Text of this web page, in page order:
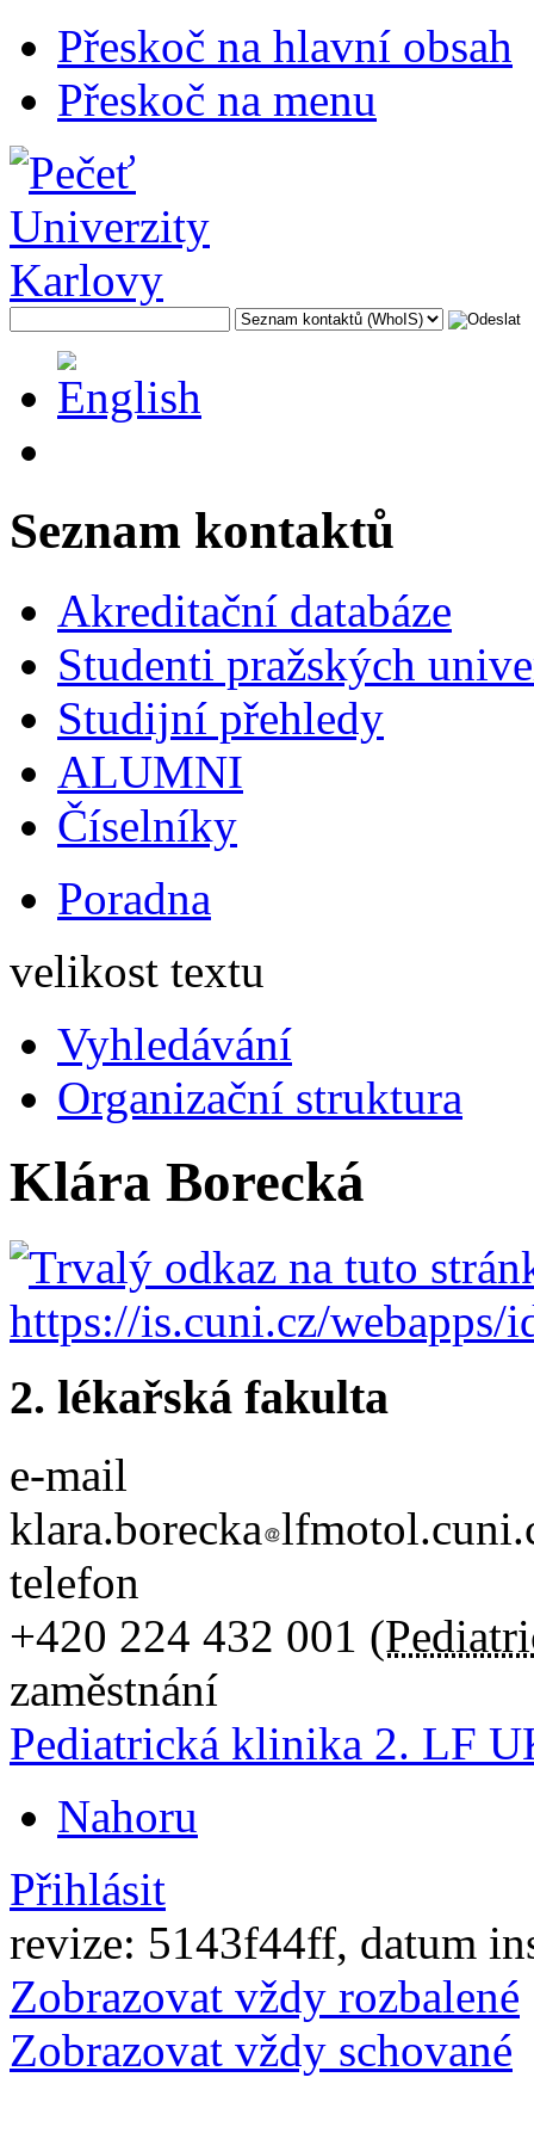
Přeskoč na hlavní obsah
Přeskoč na menu
Seznam kontaktů
Akreditační databáze
Studenti pražských
Studijní přehledy
ALUMNI
Číselníky
Poradna
velikost textu
Vyhledávání
Organizační struktura
Klára Borecká
2. lékařská fakulta
e-mail
klara.borecka
telefon
+420 224 432 001 (
zaměstnání
Pediatrická klinika 2. LF
Nahoru
Přihlásit
revize: 5143f44ff, datum
Zobrazovat vždy rozbalené
Zobrazovat vždy schované